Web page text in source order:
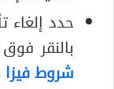
حدد إلغاء
بالنقر
شروط